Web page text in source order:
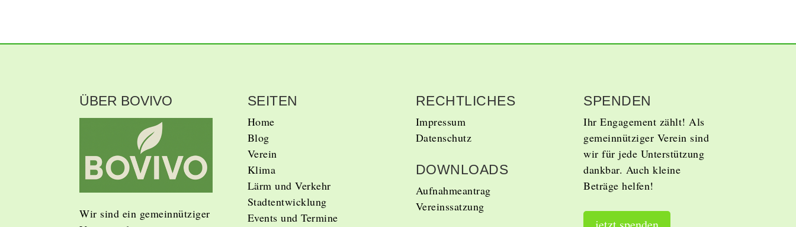
ÜBER BOVIVO
Wir sind ein gemeinnütziger
SEITEN
Home
Blog
Verein
Klima
Lärm und Verkehr
Stadtentwicklung
Events und Termine
RECHTLICHES
Impressum
Datenschutz
DOWNLOADS
Aufnahmeantrag
Vereinssatzung
SPENDEN
Ihr Engagement zählt!Als
gemeinnütziger Verein sind
wir für jede Unterstützung
dankbar. Auch kleine
Beträge helfen!